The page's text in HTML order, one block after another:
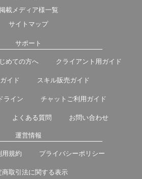
載メディア様一覧
サイトマップ
サポート
めての方へ クライアント用ガイド
イド スキル販売ガイド
ライン チャットご利用ガイド
よくある質問 お問い合わせ
運営情報
用規約 プライバシーポリシー
商取引法に関する表示